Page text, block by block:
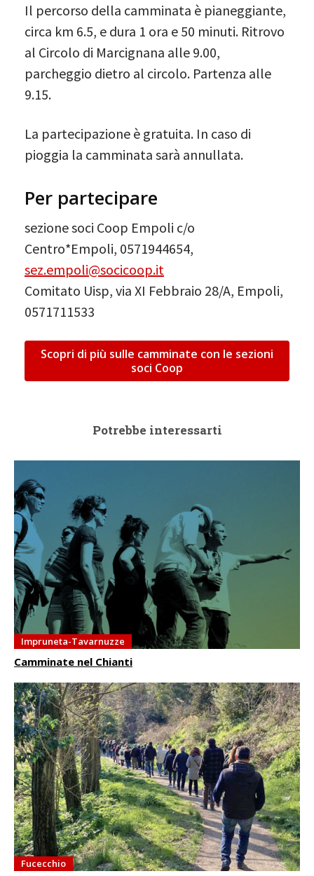
Il percorso della camminata è pianeggiante,
circa km 6.5, e dura 1 ora e 50 minuti. Ritrovo
al Circolo di Marcignana alle 9.00,
parcheggio dietro al circolo. Partenza alle
9.15.
La partecipazione è gratuita. In caso di
pioggia la camminata sarà annullata.
Per partecipare
sezione soci Coop Empoli c/o
Centro*Empoli, 0571944654,
sez.empoli@socicoop.it
Comitato Uisp, via XI Febbraio 28/A, Empoli,
0571711533
Scopri di più sulle camminate con le sezioni
soci Coop
Potrebbe interessarti
Impruneta-Tavarnuzze
Camminate nel Chianti
Fucecchio